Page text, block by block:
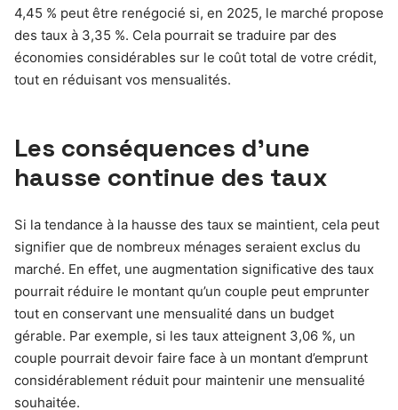
4,45 % peut être renégocié si, en 2025, le marché propose
des taux à 3,35 %. Cela pourrait se traduire par des
économies considérables sur le coût total de votre crédit,
tout en réduisant vos mensualités.
Les conséquences d’une
hausse continue des taux
Si la tendance à la hausse des taux se maintient, cela peut
signifier que de nombreux ménages seraient exclus du
marché. En effet, une augmentation significative des taux
pourrait réduire le montant qu’un couple peut emprunter
tout en conservant une mensualité dans un budget
gérable. Par exemple, si les taux atteignent 3,06 %, un
couple pourrait devoir faire face à un montant d’emprunt
considérablement réduit pour maintenir une mensualité
souhaitée.